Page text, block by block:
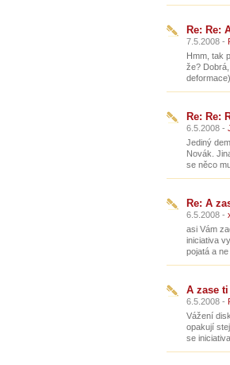
Re: Re:
7.5.2008 -
Hmm, tak
že?
Re: Re:
6.5.2008 -
Jediný
Novák.
se něco
Re: A
6.5.2008 -
asi Vám
iniciativa
pojatá a ne
A zase
6.5.2008 -
Vážení
opakují
se